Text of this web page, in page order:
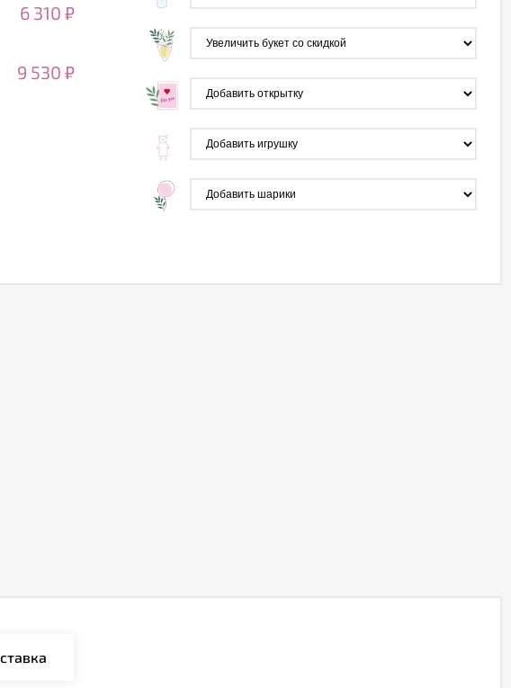
6 310 ₽
9 530 ₽